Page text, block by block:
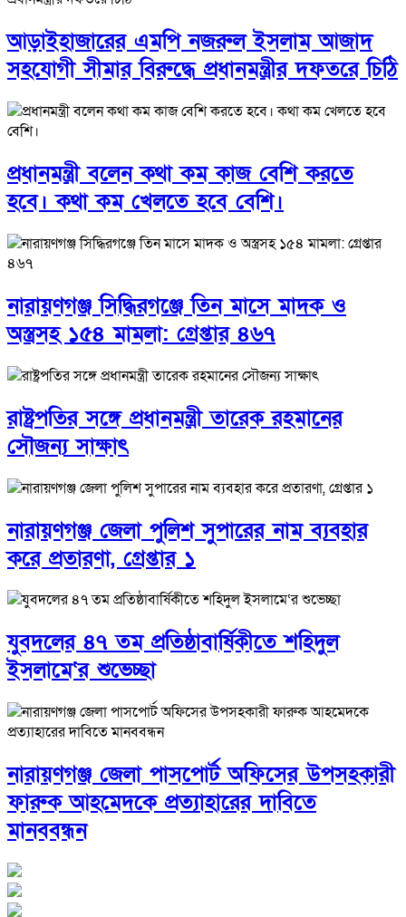
আড়াইহাজারের এমপি নজরুল ইসলাম আজাদ
সহযোগী সীমার বিরুদ্ধে প্রধানমন্ত্রীর দফতরে চিঠি
প্রধানমন্ত্রী বলেন কথা কম কাজ বেশি করতে
হবে। কথা কম খেলতে হবে বেশি।
নারায়ণগঞ্জ সিদ্ধিরগঞ্জে তিন মাসে মাদক ও
অস্ত্রসহ ১৫৪ মামলা: গ্রেপ্তার ৪৬৭
রাষ্ট্রপতির সঙ্গে প্রধানমন্ত্রী তারেক রহমানের
সৌজন্য সাক্ষাৎ
নারায়ণগঞ্জ জেলা পুলিশ সুপারের নাম ব্যবহার
করে প্রতারণা, গ্রেপ্তার ১
যুবদলের ৪৭ তম প্রতিষ্ঠাবার্ষিকীতে শহিদুল
ইসলামে‘র শুভেচ্ছা
নারায়ণগঞ্জ জেলা পাসপোর্ট অফিসের উপসহকারী
ফারুক আহমেদকে প্রত্যাহারের দাবিতে
মানববন্ধন